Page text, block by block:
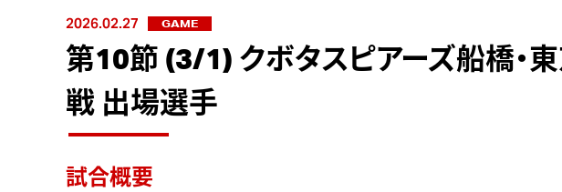
2026.02.27 GAME
第10節 (3/1) クボタスピアーズ船橋・
戦 出場選手
試合概要